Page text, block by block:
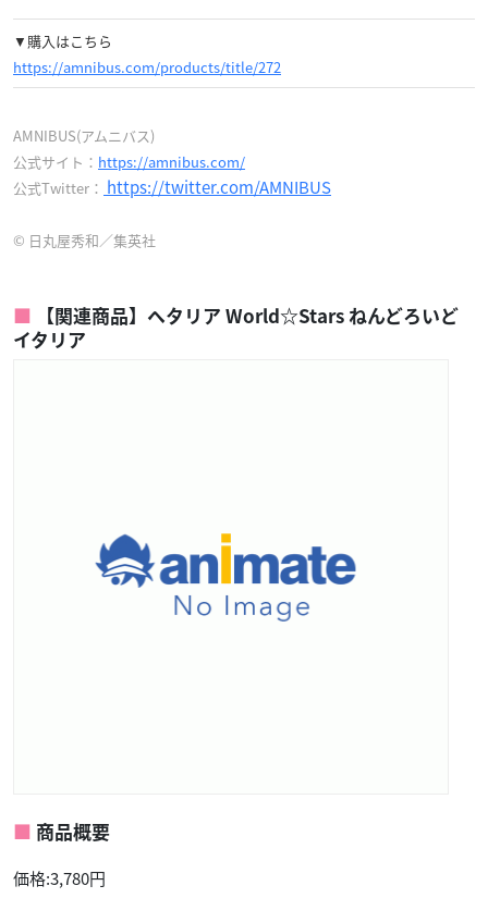
▼購入はこちら
https://amnibus.com/products/title/272
AMNIBUS(アムニバス)
公式サイト： https://amnibus.com/
公式Twitter： https://twitter.com/AMNIBUS
© 日丸屋秀和／集英社
【関連商品】ヘタリア World☆Stars ねんどろいど
イタリア
商品概要
価格:3,780円